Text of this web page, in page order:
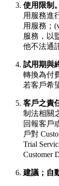
使用限制。
用服務進
用服務；
服務，以
他不法通
試用期與
轉換為付
若客戶希
客戶之責
制法相關
回報客戶
戶對
Trial
Customer
建議；自